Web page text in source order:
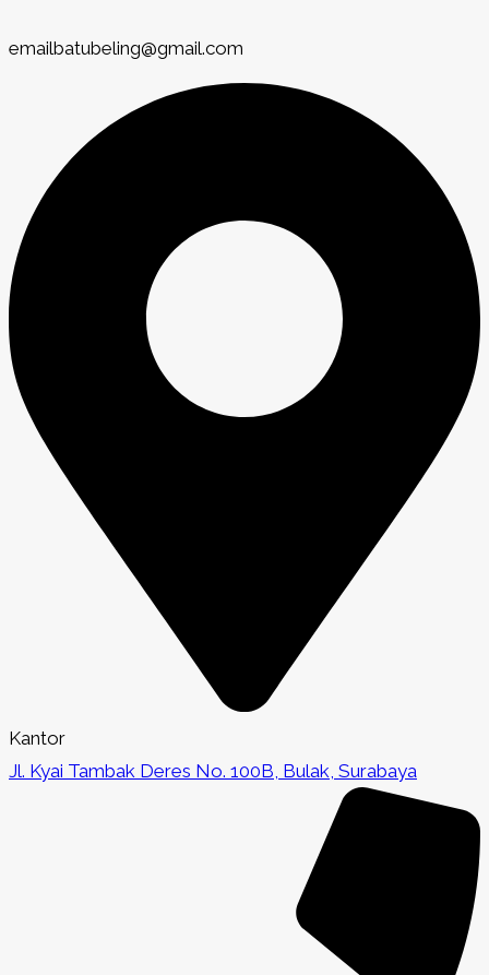
emailbatubeling@gmail.com
Kantor
Jl. Kyai Tambak Deres No. 100B, Bulak, Surabaya